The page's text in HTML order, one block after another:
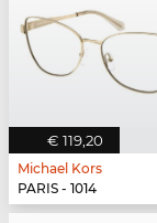
€ 119,20
Michael Kors
PARIS - 1014